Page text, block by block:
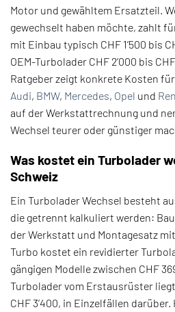
Motor und gewähltem Ersatzteil.
gewechselt haben möchte, zahlt
mit Einbau typisch CHF 1’500 bis
OEM-Turbolader CHF 2’000 bis
Ratgeber zeigt konkrete Kosten
Audi, BMW, Mercedes, Opel und
auf der Werkstattrechnung und
Wechsel teurer oder günstiger
Was kostet ein Turbolader
Schweiz
Ein Turbolader Wechsel besteht
die getrennt kalkuliert werden:
der Werkstatt und Montagesatz
Turbo kostet ein revidierter
gängigen Modelle zwischen CHF
Turbolader vom Erstausrüster liegt
CHF 3’400, in Einzelfällen